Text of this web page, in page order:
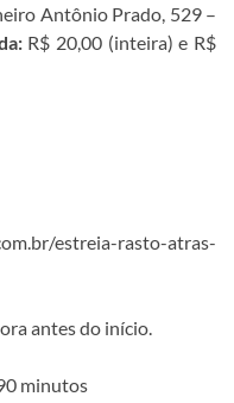
Antônio Prado, 529 –
R$ 20,00 (inteira) e R$
estreia-rasto-atras-
antes do início.
minutos